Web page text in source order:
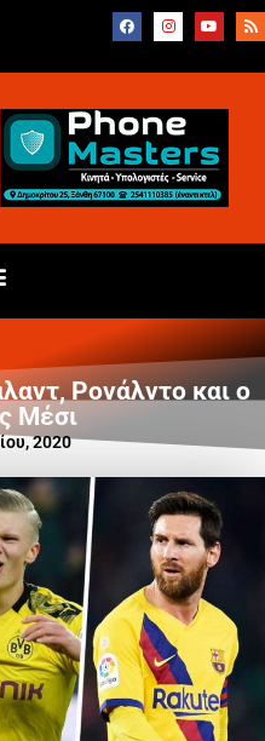
Ρονάλντο και ο
Μέσι
2020